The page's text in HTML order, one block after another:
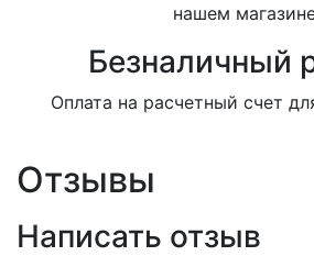
нашем
Безналичный
Оплата на расчетный счет
Отзывы
Написать отзыв